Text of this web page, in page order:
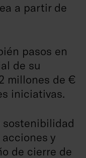
a partir de
pasos en
de su
millones de €
iniciativas.
sostenibilidad
y
de cierre de